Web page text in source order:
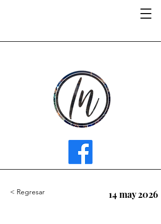
< Regresar 14 may 2026